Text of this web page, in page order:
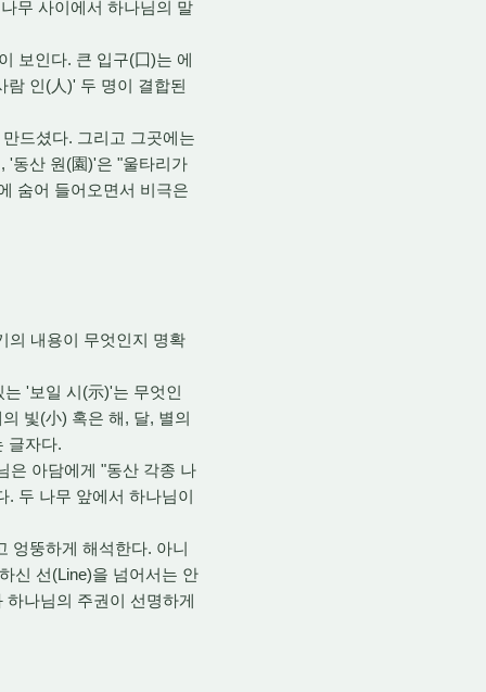
무 사이에서 하나님의 말
보인다. 큰 입구(囗)는 에
람 인(人)' 두 명이 결합된
드셨다. 그리고 그곳에는
'동산 원(園)'은 "울타리가
숨어 들어오면서 비극은
의 내용이 무엇인지 명확
'보일 시(示)'는 무엇인
빛(小) 혹은 해, 달, 별의
글자다.
은 아담에게 "동산 각종 나
. 두 나무 앞에서 하나님이
엉뚱하게 해석한다. 아니
신 선(Line)을 넘어서는 안
나님의 주권이 선명하게